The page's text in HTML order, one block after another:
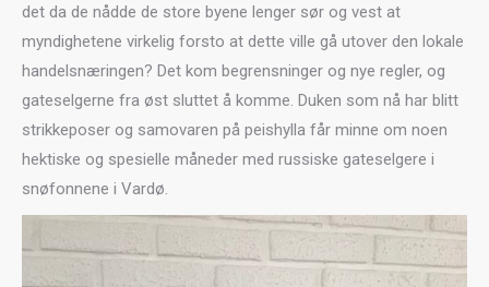
det da de nådde de store byene lenger sør og vest at
myndighetene virkelig forsto at dette ville gå utover den lokale
handelsnæringen? Det kom begrensninger og nye regler, og
gateselgerne fra øst sluttet å komme. Duken som nå har blitt
strikkeposer og samovaren på peishylla får minne om noen
hektiske og spesielle måneder med russiske gateselgere i
snøfonnene i Vardø.